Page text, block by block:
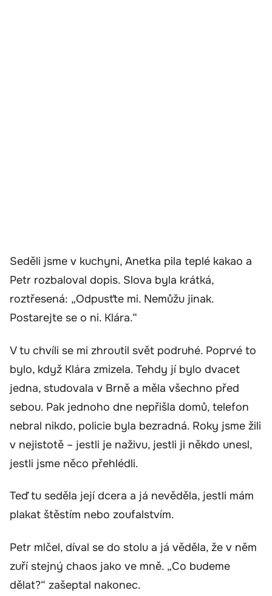
Seděli jsme v kuchyni, Anetka pila teplé kakao a
Petr rozbaloval dopis. Slova byla krátká,
roztřesená: „Odpusťte mi. Nemůžu jinak.
Postarejte se o ni. Klára.“
V tu chvíli se mi zhroutil svět podruhé. Poprvé to
bylo, když Klára zmizela. Tehdy jí bylo dvacet
jedna, studovala v Brně a měla všechno před
sebou. Pak jednoho dne nepřišla domů, telefon
nebral nikdo, policie byla bezradná. Roky jsme žili
v nejistotě – jestli je naživu, jestli ji někdo unesl,
jestli jsme něco přehlédli.
Teď tu seděla její dcera a já nevěděla, jestli mám
plakat štěstím nebo zoufalstvím.
Petr mlčel, díval se do stolu a já věděla, že v něm
zuří stejný chaos jako ve mně. „Co budeme
dělat?“ zašeptal nakonec.